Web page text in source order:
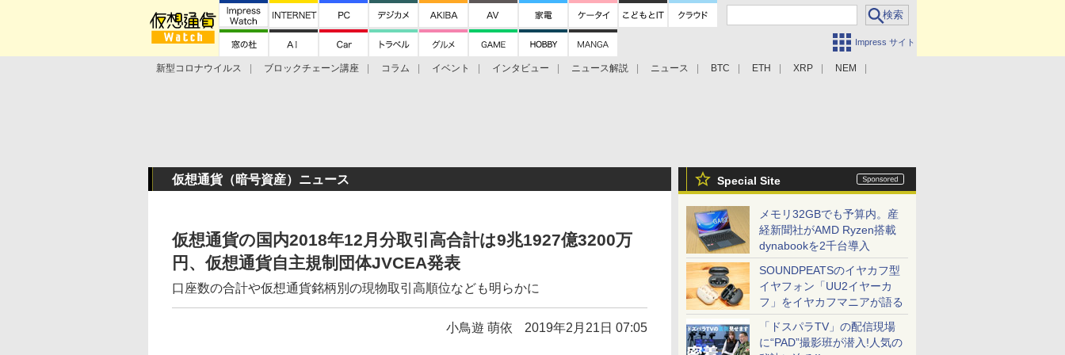
Impress サイト
新型コロナウイルス ブロックチェーン講座 コラム イベント インタビュー ニュース解説 ニュース BTC ETH XRP
NEM
Special Site
メモリ32GBでも予算内。産
経新聞社がAMD Ryzen搭載
dynabookを2千台導入
SOUNDPEATSのイヤカフ型
イヤフォン「UU2イヤーカ
フ」をイヤカフマニアが語る
「ドスパラTV」の配信現場
に“PAD”撮影班が潜入!人気の
仮想通貨（暗号資産）ニュース
仮想通貨の国内2018年12月分取引高合計は9兆1927億3200万
円、仮想通貨自主規制団体JVCEA発表
口座数の合計や仮想通貨銘柄別の現物取引高順位なども明らかに
小鳥遊 萌依 2019年2月21日 07:05